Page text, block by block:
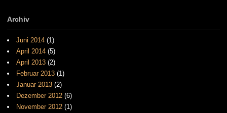
Archiv
Juni 2014 (1)
April 2014 (5)
April 2013 (2)
Februar 2013 (1)
Januar 2013 (2)
Dezember 2012 (6)
November 2012 (1)